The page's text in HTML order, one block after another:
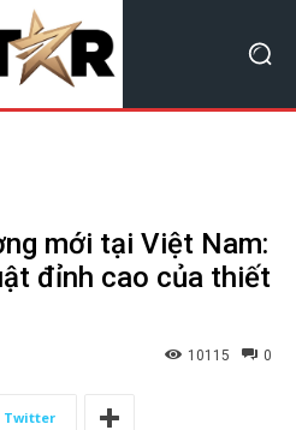
mới tại Việt Nam:
đỉnh cao của thiết
0
10115
Twitter